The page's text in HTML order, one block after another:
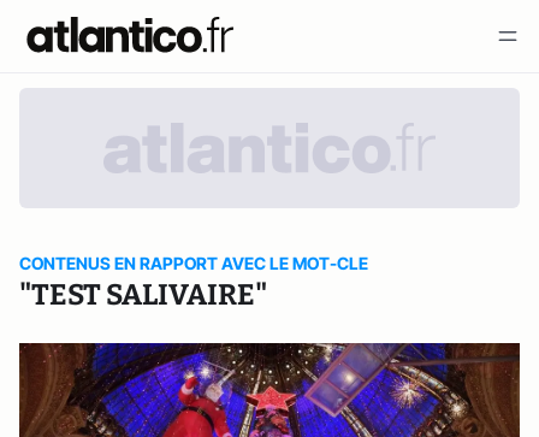
CONTENUS EN RAPPORT AVEC LE MOT-CLE
"TEST SALIVAIRE"